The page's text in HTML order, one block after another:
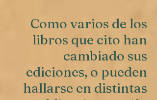
Como varios de los
libros que cito han
cambiado sus
ediciones, o pueden
hallarse en distintas